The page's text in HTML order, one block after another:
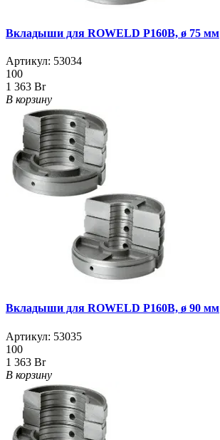
Вкладыши для ROWELD Р160B, ø 75 мм
Артикул: 53034
100
1 363 Br
В корзину
Вкладыши для ROWELD Р160B, ø 90 мм
Артикул: 53035
100
1 363 Br
В корзину